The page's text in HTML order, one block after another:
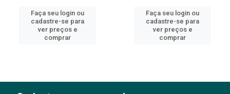
Faça seu login ou
cadastre-se para
ver preços e
comprar
Faça seu login ou
cadastre-se para
ver preços e
comprar